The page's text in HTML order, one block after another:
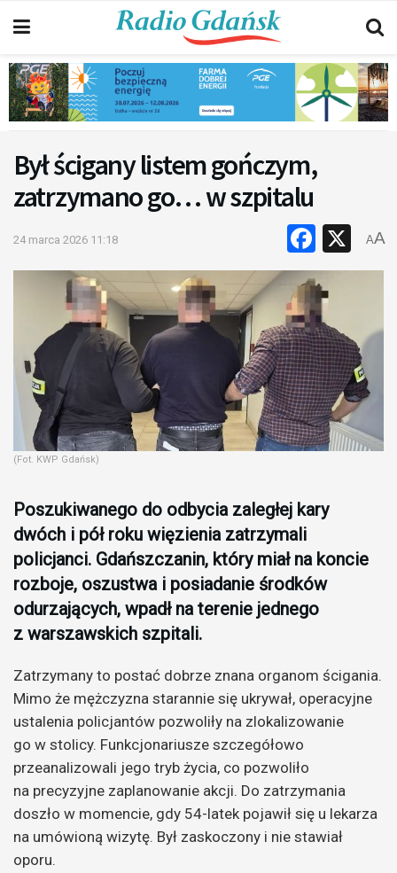
Był ścigany listem gończym,
zatrzymano go… w szpitalu
24 marca 2026 11:18 X
AA
(Fot. KWP Gdańsk)
Poszukiwanego do odbycia zaległej kary
dwóch i pół roku więzienia zatrzymali
policjanci. Gdańszczanin, który miał na koncie
rozboje, oszustwa i posiadanie środków
odurzających, wpadł na terenie jednego
z warszawskich szpitali.
Zatrzymany to postać dobrze znana organom ścigania.
Mimo że mężczyzna starannie się ukrywał, operacyjne
ustalenia policjantów pozwoliły na zlokalizowanie
go w stolicy. Funkcjonariusze szczegółowo
przeanalizowali jego tryb życia, co pozwoliło
na precyzyjne zaplanowanie akcji. Do zatrzymania
doszło w momencie, gdy 54-latek pojawił się u lekarza
na umówioną wizytę. Był zaskoczony i nie stawiał
oporu.